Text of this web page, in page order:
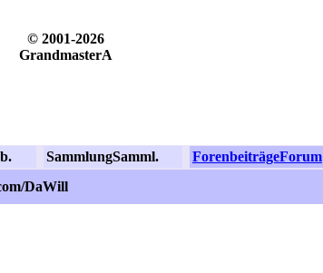
© 2001-2026
GrandmasterA
SammlungSamml. ForenbeiträgeForum
DaWill